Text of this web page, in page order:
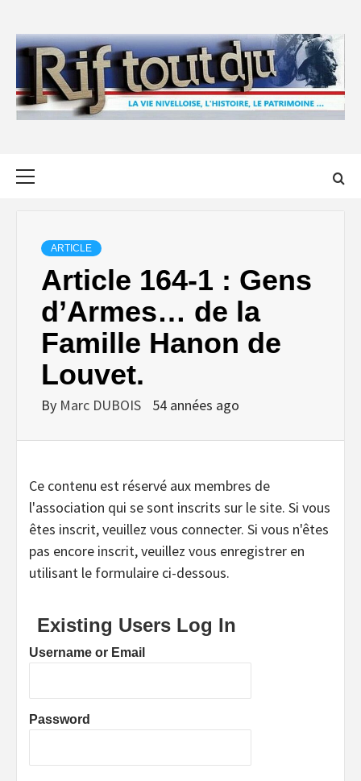
content
ARTICLE
Article 164-1 : Gens
d’Armes… de la
Famille Hanon de
Louvet.
By Marc DUBOIS 54 années ago
Ce contenu est réservé aux membres de
l'association qui se sont inscrits sur le site. Si vous
êtes inscrit, veuillez vous connecter. Si vous n'êtes
pas encore inscrit, veuillez vous enregistrer en
utilisant le formulaire ci-dessous.
Existing Users Log In
Username or Email
Password